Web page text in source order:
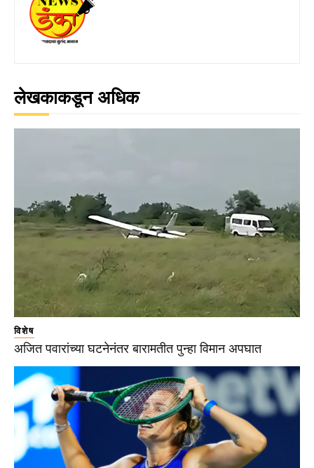
लेखकाकडून अधिक
विशेष
अजित पवारांच्या घटनेनंतर बारामतीत पुन्हा विमान अपघात